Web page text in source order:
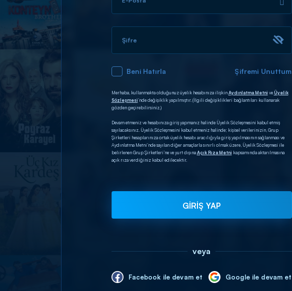
ARAMA SONUÇLARI Şifre
Beni Hatırla Şifremi Unuttum
Merhaba, kullanmakta olduğunuz üyelik hesabınıza ilişkinAydınlatma Metni veÜyelik
Sözleşmesi’nde değişiklik yapılmıştır. (İlgili değişiklikleri bağlantıları kullanarak
gözden geçirebilirsiniz.)
Devam etmeniz ve hesabınıza giriş yapmanız halinde Üyelik Sözleşmesini kabul etmiş
sayılacaksınız. Üyelik Sözleşmesini kabul etmeniz halinde; kişisel verilerinizin, Grup
Şirketleri hesaplarınıza ortak üyelik hesabı aracılığıyla giriş yapılmasının sağlanması ve
Aydınlatma Metni’nde sayılan diğer amaçlarla sınırlı olmak üzere, Üyelik Sözleşmesi ile
belirlenen Grup Şirketleri’ne ve yurt dışınaAçık Rıza Metni kapsamında aktarılmasına
açık rıza verdiğiniz kabul edilecektir.
GİRİŞ YAP
veya
Facebook ile devam et Google ile devam et